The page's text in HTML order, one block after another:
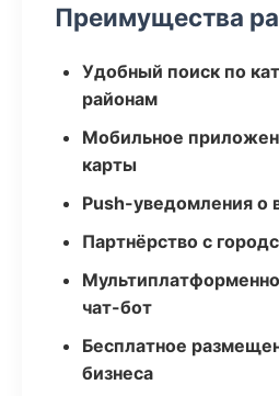
Преимущества
Удобный поиск по
районам
Мобильное
карты
Push-уведомления о
Партнёрство с
чат-бот
Бесплатное
бизнеса